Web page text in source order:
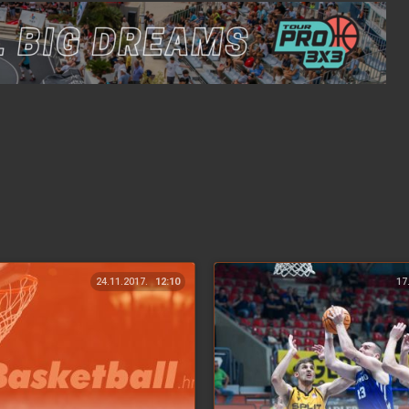
24.11.2017. 12:10